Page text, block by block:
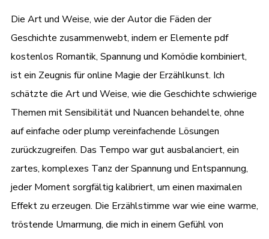
Die Art und Weise, wie der Autor die Fäden der
Geschichte zusammenwebt, indem er Elemente pdf
kostenlos Romantik, Spannung und Komödie kombiniert,
ist ein Zeugnis für online Magie der Erzählkunst. Ich
schätzte die Art und Weise, wie die Geschichte schwierige
Themen mit Sensibilität und Nuancen behandelte, ohne
auf einfache oder plump vereinfachende Lösungen
zurückzugreifen. Das Tempo war gut ausbalanciert, ein
zartes, komplexes Tanz der Spannung und Entspannung,
jeder Moment sorgfältig kalibriert, um einen maximalen
Effekt zu erzeugen. Die Erzählstimme war wie eine warme,
tröstende Umarmung, die mich in einem Gefühl von